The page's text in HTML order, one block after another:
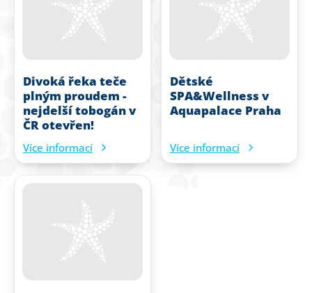
Divoká řeka teče
plným proudem -
nejdelší tobogán v
ČR otevřen!
Více informací
Dětské
SPA&Wellness v
Aquapalace Praha
Více informací